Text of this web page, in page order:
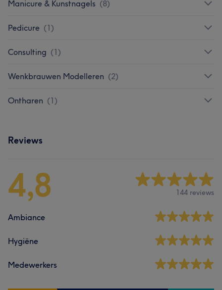
Manicure & Kunstnagels (8)
Pedicure (1)
Consulting (1)
Wenkbrauwen Modelleren (2)
Ontharen (1)
Reviews
4,8 144 reviews
Ambiance
Hygiëne
Medewerkers